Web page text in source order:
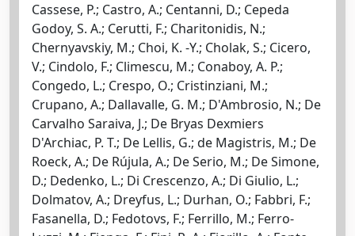
Cassese, P.; Castro, A.; Centanni, D.; Cepeda
Godoy, S. A.; Cerutti, F.; Charitonidis, N.;
Chernyavskiy, M.; Choi, K. -Y.; Cholak, S.; Cicero,
V.; Cindolo, F.; Climescu, M.; Conaboy, A. P.;
Congedo, L.; Crespo, O.; Cristinziani, M.;
Crupano, A.; Dallavalle, G. M.; D'Ambrosio, N.; De
Carvalho Saraiva, J.; De Bryas Dexmiers
D'Archiac, P. T.; De Lellis, G.; de Magistris, M.; De
Roeck, A.; De Rújula, A.; De Serio, M.; De Simone,
D.; Dedenko, L.; Di Crescenzo, A.; Di Giulio, L.;
Dolmatov, A.; Dreyfus, L.; Durhan, O.; Fabbri, F.;
Fasanella, D.; Fedotovs, F.; Ferrillo, M.; Ferro-